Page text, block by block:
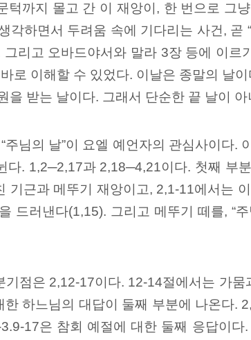
턱까지 몰고 간 이 재앙이, 한 번으로 그
하면서 두려움 속에 기다리는 사건, 곧
리고 오바드야서와 말라 3장 등에 이르
로 이해할 수 있었다. 이날은 종말의 날
을 받는 날이다. 그래서 단순한 끝 날이
님의 날”이 요엘 예언자의 관심사이다
다. 1,2─2,17과 2,18─4,21이다. 첫째 부
기근과 메뚜기 재앙이고, 2,1-11에서는
드러낸다(1,15). 그리고 메뚜기 떼를, “
점은 2,12-17이다. 12-14절에서는 가뭄
하느님의 대답이 둘째 부분에 나온다.
17은 참회 예절에 대한 둘째 응답이